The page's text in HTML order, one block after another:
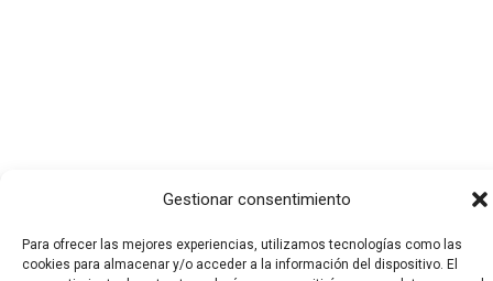
Gestionar consentimiento
Para ofrecer las mejores experiencias, utilizamos tecnologías como las
cookies para almacenar y/o acceder a la información del dispositivo. El